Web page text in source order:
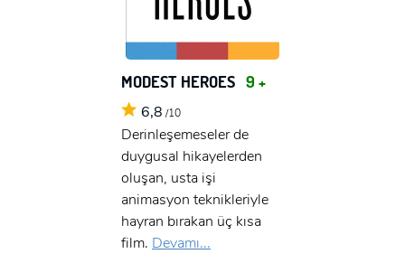
MODEST HEROES 9 +
6,8 /10
Derinleşemeseler de
duygusal hikayelerden
oluşan, usta işi
animasyon teknikleriyle
hayran bırakan üç kısa
film. Devamı...